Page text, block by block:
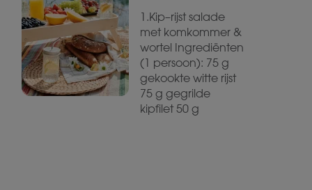
1.Kip–rijst salade
met komkommer &
wortel Ingrediënten
(1 persoon): 75 g
gekookte witte rijst
75 g gegrilde
kipfilet 50 g